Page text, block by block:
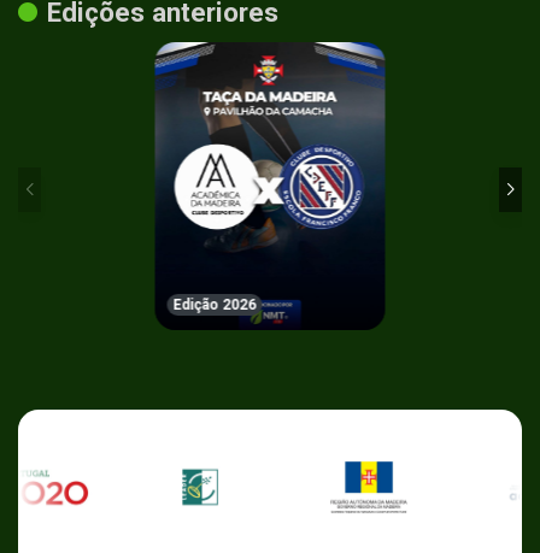
Edições anteriores
Edição 2026